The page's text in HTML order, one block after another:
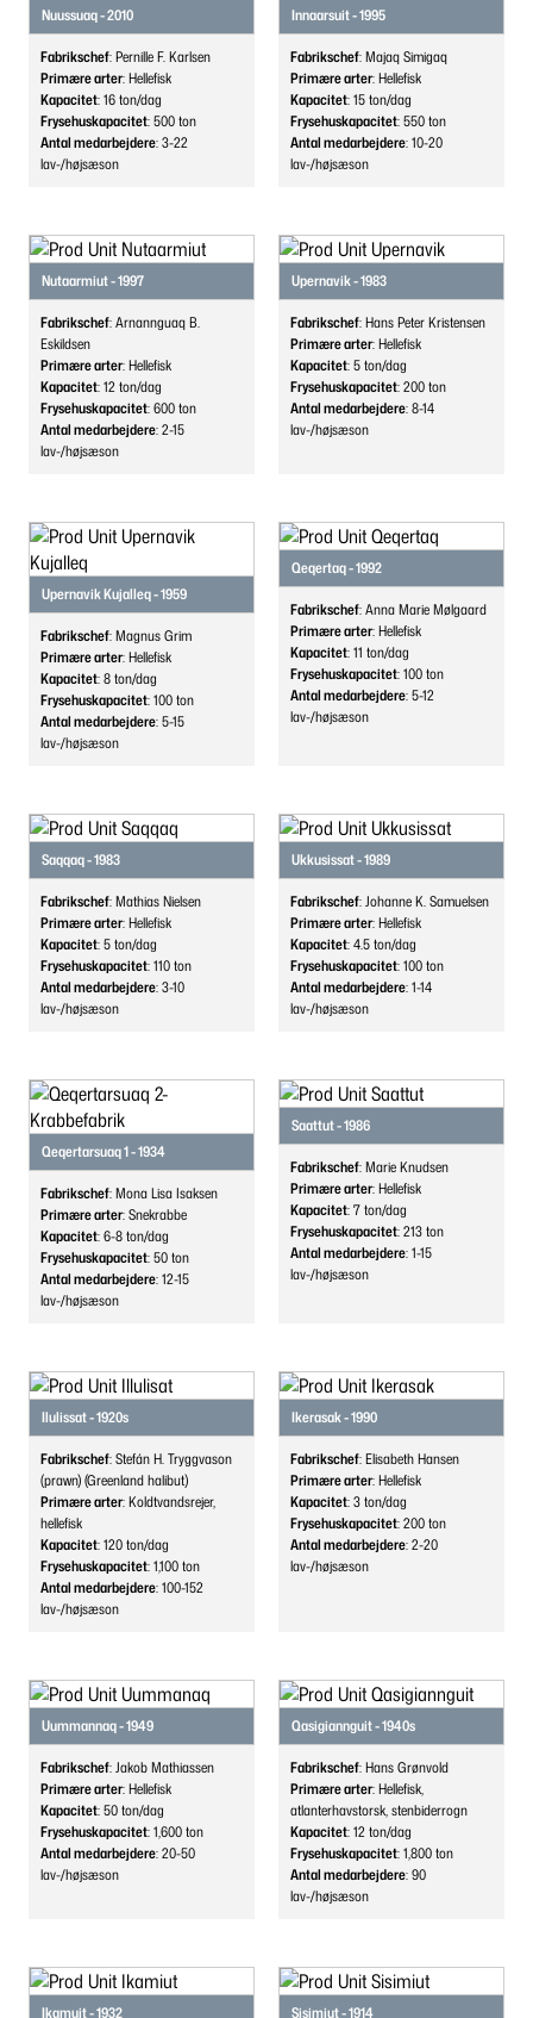
Nuussuaq - 2010
Fabrikschef: Pernille F. Karlsen
Primære arter: Hellefisk
Kapacitet: 16ton/dag
Frysehuskapacitet: 500ton
Antal medarbejdere: 3-22
lav-/højsæson
Innaarsuit - 1995
Fabrikschef: Majaq Simigaq
Primære arter: Hellefisk
Kapacitet: 15ton/dag
Frysehuskapacitet: 550ton
Antal medarbejdere: 10-20
lav-/højsæson
Nutaarmiut - 1997
Fabrikschef: Arnannguaq B.
Eskildsen
Primære arter: Hellefisk
Kapacitet: 12ton/dag
Frysehuskapacitet: 600ton
Antal medarbejdere: 2-15
lav-/højsæson
Upernavik - 1983
Fabrikschef: Hans Peter Kristensen
Primære arter: Hellefisk
Kapacitet: 5ton/dag
Frysehuskapacitet: 200ton
Antal medarbejdere: 8-14
lav-/højsæson
Upernavik Kujalleq - 1959
Fabrikschef: Magnus Grim
Primære arter: Hellefisk
Kapacitet: 8ton/dag
Frysehuskapacitet: 100ton
Antal medarbejdere: 5-15
lav-/højsæson
Qeqertaq - 1992
Fabrikschef: Anna Marie Mølgaard
Primære arter: Hellefisk
Kapacitet: 11 ton/dag
Frysehuskapacitet: 100ton
Antal medarbejdere: 5-12
lav-/højsæson
Saqqaq - 1983
Fabrikschef: Mathias Nielsen
Primære arter: Hellefisk
Kapacitet: 5ton/dag
Frysehuskapacitet: 110ton
Antal medarbejdere: 3-10
lav-/højsæson
Ukkusissat - 1989
Fabrikschef: Johanne K. Samuelsen
Primære arter: Hellefisk
Kapacitet: 4.5ton/dag
Frysehuskapacitet: 100ton
Antal medarbejdere: 1-14
lav-/højsæson
Qeqertarsuaq 1 - 1934
Fabrikschef: Mona Lisa Isaksen
Primære arter: Snekrabbe
Kapacitet: 6-8ton/dag
Frysehuskapacitet: 50ton
Antal medarbejdere: 12-15
lav-/højsæson
Saattut - 1986
Fabrikschef: Marie Knudsen
Primære arter: Hellefisk
Kapacitet: 7ton/dag
Frysehuskapacitet: 213ton
Antal medarbejdere: 1-15
lav-/højsæson
Ilulissat - 1920s
Fabrikschef: Stefán H. Tryggvason
(prawn) (Greenland halibut)
Primære arter: Koldtvandsrejer,
hellefisk
Kapacitet: 120ton/dag
Frysehuskapacitet: 1,100ton
Antal medarbejdere: 100-152
lav-/højsæson
Ikerasak - 1990
Fabrikschef: Elisabeth Hansen
Primære arter: Hellefisk
Kapacitet: 3ton/dag
Frysehuskapacitet: 200ton
Antal medarbejdere: 2-20
lav-/højsæson
Uummannaq - 1949
Fabrikschef: Jakob Mathiassen
Primære arter: Hellefisk
Kapacitet: 50ton/dag
Frysehuskapacitet: 1,600ton
Antal medarbejdere: 20-50
lav-/højsæson
Qasigiannguit - 1940s
Fabrikschef: Hans Grønvold
Primære arter: Hellefisk,
atlanterhavstorsk, stenbiderrogn
Kapacitet: 12ton/dag
Frysehuskapacitet: 1,800ton
Antal medarbejdere: 90
lav-/højsæson
Ikamuit - 1932 Sisimiut - 1914